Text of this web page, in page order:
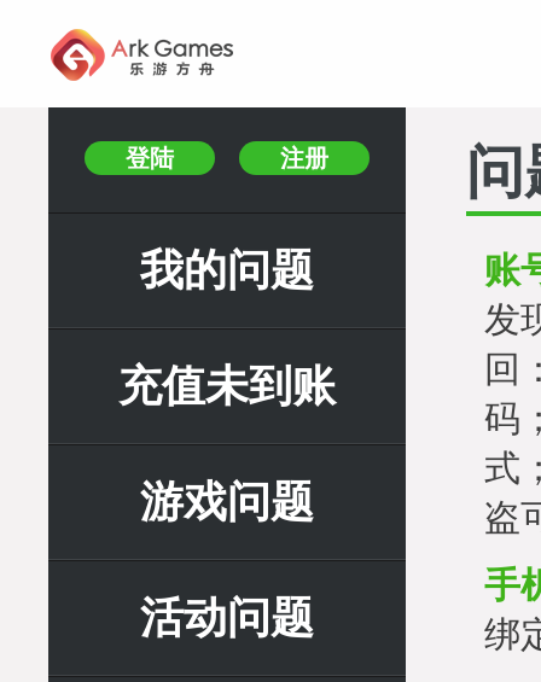
登陆 注册
我的问题
充值未到账
游戏问题
活动问题
问
账
发
回
码
式
盗
手
绑